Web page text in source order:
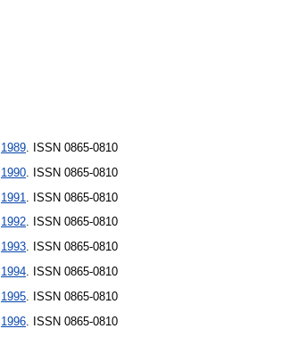
1989 . ISSN 0865-0810
1990 . ISSN 0865-0810
1991
. ISSN 0865-0810
1992. ISSN 0865-0810
1993. ISSN 0865-0810
1994 . ISSN 0865-0810
1995 . ISSN 0865-0810
1996 . ISSN 0865-0810